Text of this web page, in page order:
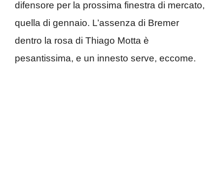
difensore per la prossima finestra di mercato,
quella di gennaio. L’assenza di Bremer
dentro la rosa di Thiago Motta è
pesantissima, e un innesto serve, eccome.